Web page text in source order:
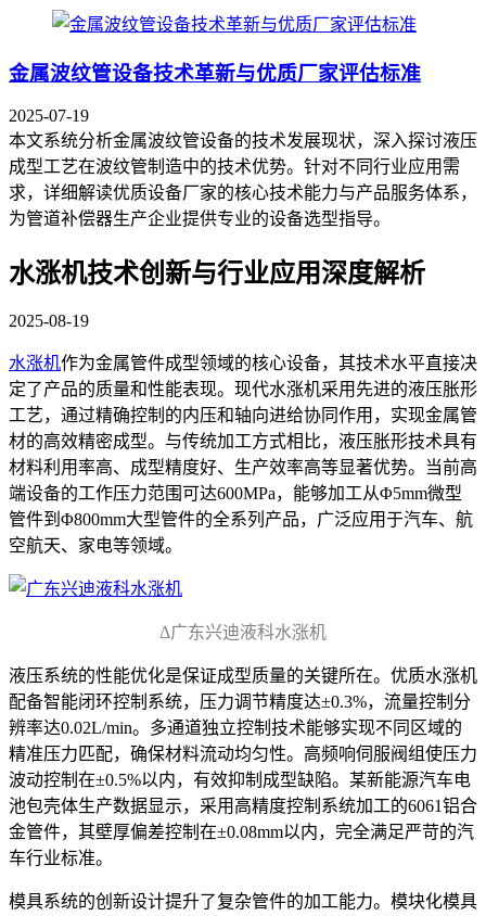
金属波纹管设备技术革新与优质厂家评估标准
2025-07-19
本文系统分析金属波纹管设备的技术发展现状，深入探讨液压
成型工艺在波纹管制造中的技术优势。针对不同行业应用需
求，详细解读优质设备厂家的核心技术能力与产品服务体系，
为管道补偿器生产企业提供专业的设备选型指导。
水涨机技术创新与行业应用深度解析
2025-08-19
水涨机作为金属管件成型领域的核心设备，其技术水平直接决
定了产品的质量和性能表现。现代水涨机采用先进的液压胀形
工艺，通过精确控制的内压和轴向进给协同作用，实现金属管
材的高效精密成型。与传统加工方式相比，液压胀形技术具有
材料利用率高、成型精度好、生产效率高等显著优势。当前高
端设备的工作压力范围可达600MPa，能够加工从Φ5mm微型
管件到Φ800mm大型管件的全系列产品，广泛应用于汽车、航
空航天、家电等领域。
Δ广东兴迪液科水涨机
液压系统的性能优化是保证成型质量的关键所在。优质水涨机
配备智能闭环控制系统，压力调节精度达±0.3%，流量控制分
辨率达0.02L/min。多通道独立控制技术能够实现不同区域的
精准压力匹配，确保材料流动均匀性。高频响伺服阀组使压力
波动控制在±0.5%以内，有效抑制成型缺陷。某新能源汽车电
池包壳体生产数据显示，采用高精度控制系统加工的6061铝合
金管件，其壁厚偏差控制在±0.08mm以内，完全满足严苛的汽
车行业标准。
模具系统的创新设计提升了复杂管件的加工能力。模块化模具